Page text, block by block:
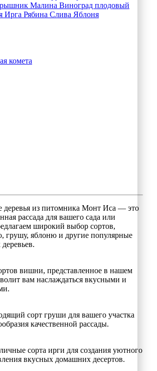
Малина Виноград плодовый
Ирга Рябина Слива Яблоня
комета
из питомника Монт Иса — это
рассада для вашего сада или
широкий выбор сортов,
грушу, яблоню и другие популярные
вишни, представленное в нашем
вам наслаждаться вкусными и
сорт груши для вашего участка
качественной рассады.
сорта ирги для создания уютного
вкусных домашних десертов.